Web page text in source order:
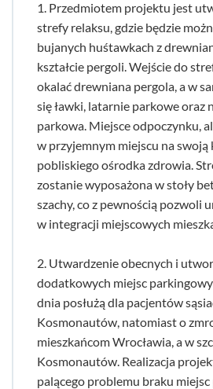
1. Przedmiotem projektu jest
strefy relaksu, gdzie będzie
bujanych huśtawkach z
kształcie pergoli. Wejście do
okalać drewniana pergola, a w
się ławki, latarnie parkowe oraz
parkowa. Miejsce odpoczynku,
w przyjemnym miejscu na swoją
pobliskiego ośrodka zdrowia.
zostanie wyposażona w stoły
szachy, co z pewnością pozwoli
w integracji miejscowych
2. Utwardzenie obecnych i
dodatkowych miejsc
dnia posłużą dla pacjentów
Kosmonautów, natomiast o
mieszkańcom Wrocławia, a w
Kosmonautów. Realizacja
palącego problemu braku